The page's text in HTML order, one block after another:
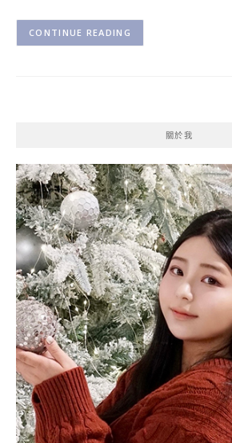
CONTINUE READING
關於我